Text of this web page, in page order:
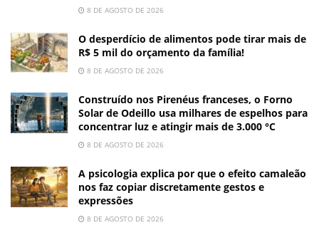
8 DE AGOSTO DE 2026
O desperdício de alimentos pode tirar mais de
R$ 5 mil do orçamento da família!
8 DE AGOSTO DE 2026
Construído nos Pirenéus franceses, o Forno
Solar de Odeillo usa milhares de espelhos para
concentrar luz e atingir mais de 3.000 °C
8 DE AGOSTO DE 2026
A psicologia explica por que o efeito camaleão
nos faz copiar discretamente gestos e
expressões
8 DE AGOSTO DE 2026